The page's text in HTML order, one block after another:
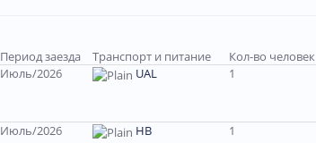
Период заезда Транспорт и питание Кол-во человек
Июль/2026 UAL 1
Июль/2026 HB 1